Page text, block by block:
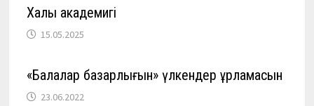
Халық академигі
15.05.2025
«Балалар базарлығын» үлкендер ұрламасын
23.06.2022